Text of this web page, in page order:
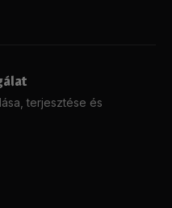
terjesztése és